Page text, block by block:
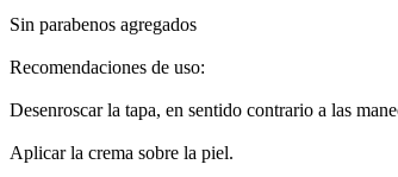
Sin parabenos agregados
Recomendaciones de uso:
Desenroscar la tapa, en sentido contrario a las
Aplicar la crema sobre la piel.